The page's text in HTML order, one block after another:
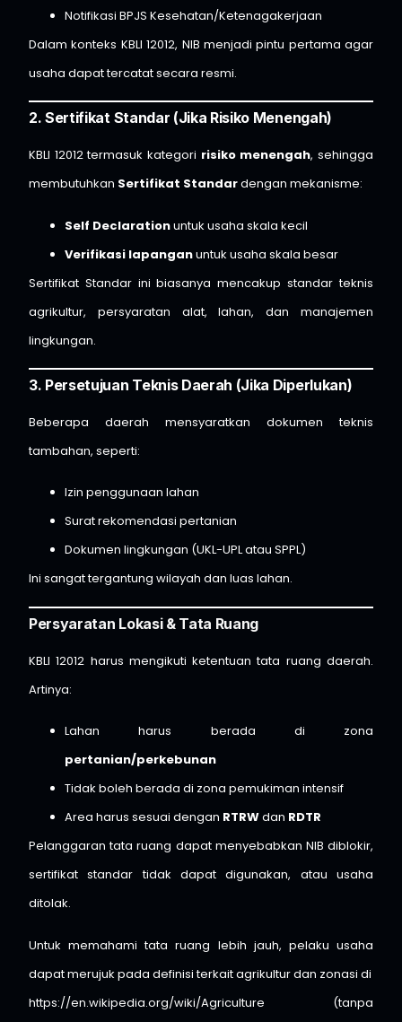
Notifikasi BPJS Kesehatan/Ketenagakerjaan
Dalam konteks KBLI 12012, NIB menjadi pintu pertama agar
usaha dapat tercatat secara resmi.
2. Sertifikat Standar (Jika Risiko Menengah)
KBLI 12012 termasuk kategori risiko menengah, sehingga
membutuhkan Sertifikat Standardengan mekanisme:
Self Declarationuntuk usaha skala kecil
Verifikasi lapanganuntuk usaha skala besar
Sertifikat Standar ini biasanya mencakup standar teknis
agrikultur, persyaratan alat, lahan, dan manajemen
lingkungan.
3. Persetujuan Teknis Daerah (Jika Diperlukan)
Beberapa daerah mensyaratkan dokumen teknis
tambahan, seperti:
Izin penggunaan lahan
Surat rekomendasi pertanian
Dokumen lingkungan (UKL-UPL atau SPPL)
Ini sangat tergantung wilayah dan luas lahan.
Persyaratan Lokasi & Tata Ruang
KBLI 12012 harus mengikuti ketentuan tata ruang daerah.
Artinya:
Lahan harus berada di zona
pertanian/perkebunan
Tidak boleh berada di zona pemukiman intensif
Area harus sesuai dengan RTRWdan RDTR
Pelanggaran tata ruang dapat menyebabkan NIB diblokir,
sertifikat standar tidak dapat digunakan, atau usaha
ditolak.
Untuk memahami tata ruang lebih jauh, pelaku usaha
dapat merujuk pada definisi terkait agrikultur dan zonasi di
https://en.wikipedia.org/wiki/Agriculture (tanpa